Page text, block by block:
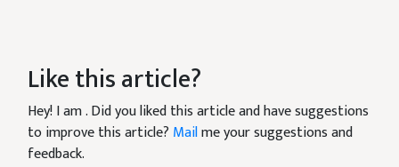
Like this article?
Hey! I am. Did you liked this article and have suggestions
to improve this article? Mailme your suggestions and
feedback.